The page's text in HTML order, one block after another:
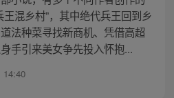
混乡村”，其中绝代兵王回到乡
法种菜寻找新商机、凭借高超
手引来美女争先投入怀抱...
14:40